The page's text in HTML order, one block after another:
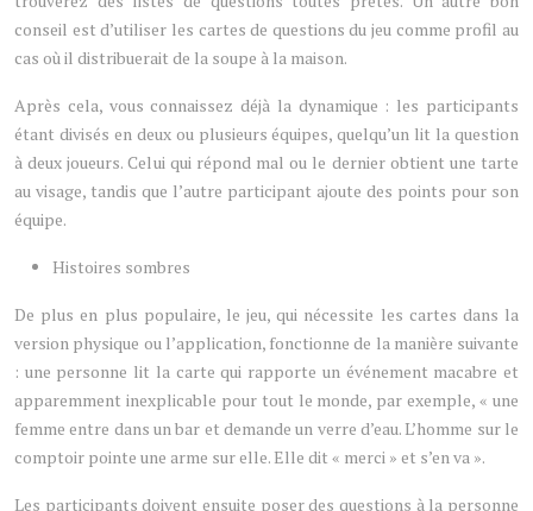
conseil est d’utiliser les cartes de questions du jeu comme profil au
cas où il distribuerait de la soupe à la maison.
Après cela, vous connaissez déjà la dynamique : les participants
étant divisés en deux ou plusieurs équipes, quelqu’un lit la question
à deux joueurs. Celui qui répond mal ou le dernier obtient une tarte
au visage, tandis que l’autre participant ajoute des points pour son
équipe.
Histoires sombres
De plus en plus populaire, le jeu, qui nécessite les cartes dans la
version physique ou l’application, fonctionne de la manière suivante
: une personne lit la carte qui rapporte un événement macabre et
apparemment inexplicable pour tout le monde, par exemple, « une
femme entre dans un bar et demande un verre d’eau. L’homme sur le
comptoir pointe une arme sur elle. Elle dit « merci » et s’en va ».
Les participants doivent ensuite poser des questions à la personne